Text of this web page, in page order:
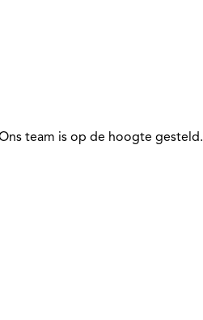
team is op de hoogte gesteld.